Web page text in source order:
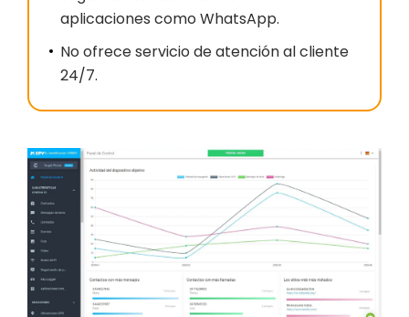
aplicaciones como WhatsApp.
No ofrece servicio de atención al cliente
24/7.